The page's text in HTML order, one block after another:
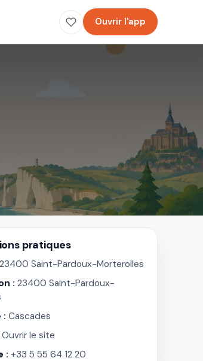
Ouvrir l'app
pratiques
23400 Saint-Pardoux-Morterolles
: 23400 Saint-Pardoux-
: Cascades
Ouvrir le site
: +33 5 55 64 12 20